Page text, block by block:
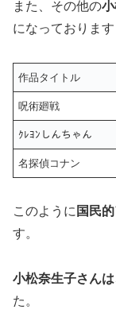
また、その他の
になっております
作品タイトル
呪術廻戦
ｸﾚﾖﾝしんちゃん
名探偵コナン
このように 国民
す。
小松奈生子さん
た。